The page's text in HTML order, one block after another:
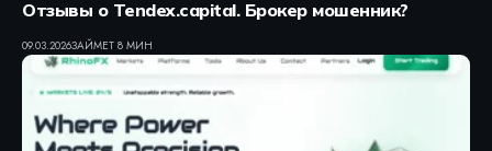
Отзывы о Tendex.capital. Брокер мошенник?
09.03.2026ЗАЙМЕТ 8 МИН